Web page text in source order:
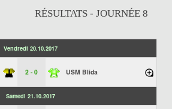
RÉSULTATS - JOURNÉE 8
Vendredi 20.10.2017
2 - 0 USM Blida
Samedi 21.10.2017